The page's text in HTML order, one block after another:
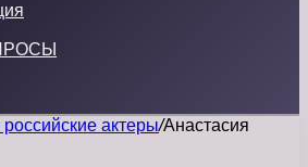
актеры/Анастасия